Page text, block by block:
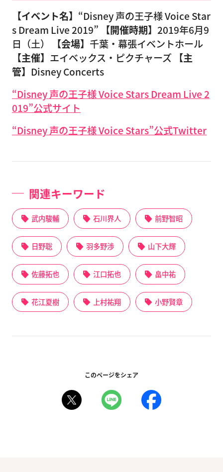
【イベント名】 “Disney 声の王子様 Voice Star
s Dream Live 2019”
【開催時期】 2019年6月9
日（土）
【会場】 千葉・幕張イベントホール
【主催】 エイベックス・ピクチャーズ 【主
管】 Disney Concerts
“Disney 声の王子様 Voice Stars Dream Live 2
019”公式サイト
“Disney 声の王子様 Voice Stars”公式Twitter
関連キーワード
武内駿輔 石川界人 前野智昭
日野聡 羽多野渉 山下大輝
佐藤拓也 江口拓也 畠中祐
花江夏樹 上村祐翔 小野賢章
このページをシェア